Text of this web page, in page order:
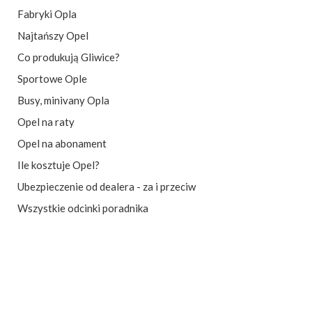
Fabryki Opla
Najtańszy Opel
Co produkują Gliwice?
Sportowe Ople
Busy, minivany Opla
Opel na raty
Opel na abonament
Ile kosztuje Opel?
Ubezpieczenie od dealera - za i przeciw
Wszystkie odcinki poradnika